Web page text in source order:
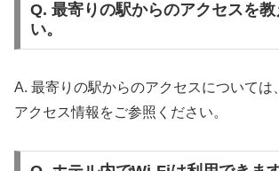
Q. 最寄りの駅からのアクセスを教
い。
A. 最寄りの駅からのアクセスについては
アクセス情報をご参照ください。